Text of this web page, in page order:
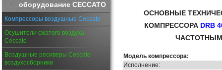
оборудование CECCATO
Компрессоры воздушные Ceccato
Осушители сжатого воздуха
Ceccato
Воздушные ресиверы Ceccato -
воздухосборники
ОСНОВНЫЕ
КОМПРЕССОРА DRB
ЧАСТОТНЫМ
Модель компрессора:
Исполнение: